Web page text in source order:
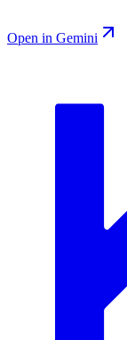
Open in Gemini